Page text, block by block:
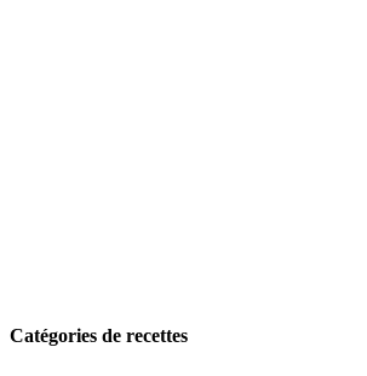
Catégories de recettes